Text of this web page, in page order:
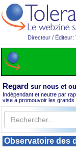
Directeur / Éditeur:
Regard sur nous et
Indépendant et neutre par
vise à promouvoir les
Observatoire des